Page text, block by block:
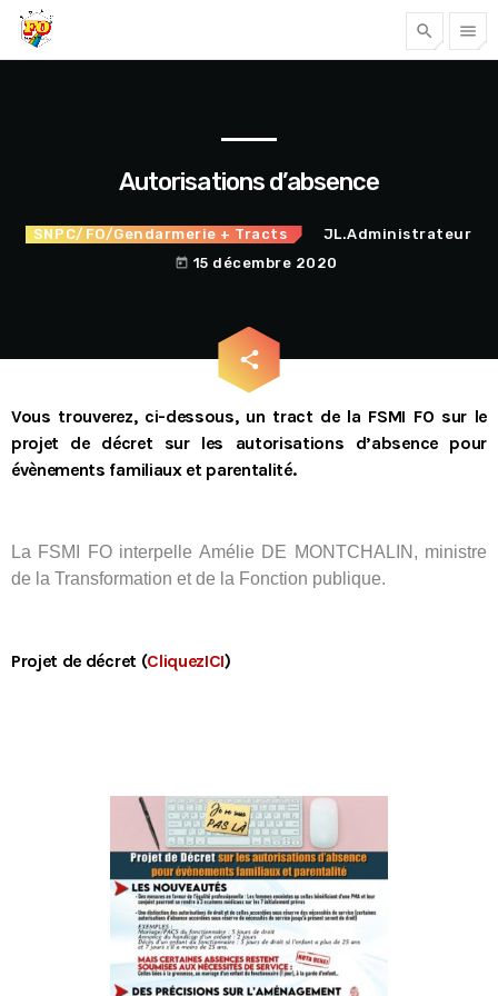
search menu
Tous nos journaux
Derniers articles
Fiche technique : Amélioration des droits à retraite des parents
6 août 2026
Autorisations d’absence
SNPC/FO/Gendarmerie + Tracts JL.Administrateur
today 15 décembre 2020
share
email
Vous trouverez, ci-dessous, un tract de la FSMI FO sur le
projet de décret sur les autorisations d’absence pour
évènements familiaux et parentalité.
La FSMI FO interpelle Amélie DE MONTCHALIN, ministre
de la Transformation et de la Fonction publique.
Projet de décret (CliquezICI)